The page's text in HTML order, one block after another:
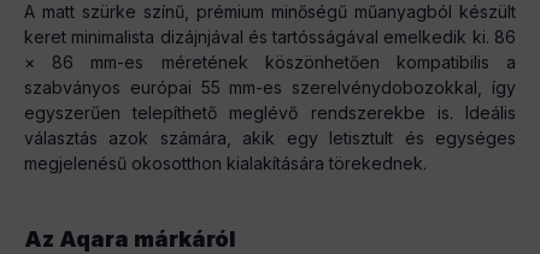
A matt szürke színű, prémium minőségű műanyagból készült
keret minimalista dizájnjával és tartósságával emelkedik ki. 86
× 86 mm-es méretének köszönhetően kompatibilis a
szabványos európai 55 mm-es szerelvénydobozokkal, így
egyszerűen telepíthető meglévő rendszerekbe is. Ideális
választás azok számára, akik egy letisztult és egységes
megjelenésű okosotthon kialakítására törekednek.
Az Aqara márkáról